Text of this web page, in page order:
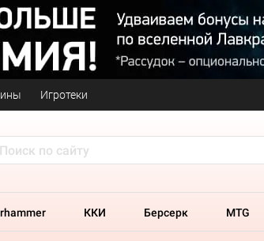
Игротеки
ККИ Берсерк MTG